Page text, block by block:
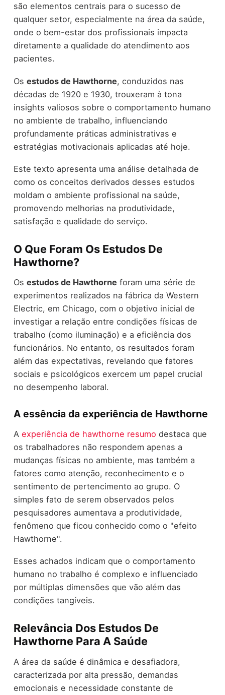
são elementos centrais para o sucesso de
qualquer setor, especialmente na área da saúde,
onde o bem-estar dos profissionais impacta
diretamente a qualidade do atendimento aos
pacientes.
Os estudos de Hawthorne, conduzidos nas
décadas de 1920 e 1930, trouxeram à tona
insights valiosos sobre o comportamento humano
no ambiente de trabalho, influenciando
profundamente práticas administrativas e
estratégias motivacionais aplicadas até hoje.
Este texto apresenta uma análise detalhada de
como os conceitos derivados desses estudos
moldam o ambiente profissional na saúde,
promovendo melhorias na produtividade,
satisfação e qualidade do serviço.
O Que Foram Os Estudos De
Hawthorne?
Os estudos de Hawthorne foram uma série de
experimentos realizados na fábrica da Western
Electric, em Chicago, com o objetivo inicial de
investigar a relação entre condições físicas de
trabalho (como iluminação) e a eficiência dos
funcionários. No entanto, os resultados foram
além das expectativas, revelando que fatores
sociais e psicológicos exercem um papel crucial
no desempenho laboral.
A essência da experiência de Hawthorne
A experiência de hawthorne resumo destaca que
os trabalhadores não respondem apenas a
mudanças físicas no ambiente, mas também a
fatores como atenção, reconhecimento e o
sentimento de pertencimento ao grupo. O
simples fato de serem observados pelos
pesquisadores aumentava a produtividade,
fenômeno que ficou conhecido como o "efeito
Hawthorne".
Esses achados indicam que o comportamento
humano no trabalho é complexo e influenciado
por múltiplas dimensões que vão além das
condições tangíveis.
Relevância Dos Estudos De
Hawthorne Para A Saúde
A área da saúde é dinâmica e desafiadora,
caracterizada por alta pressão, demandas
emocionais e necessidade constante de